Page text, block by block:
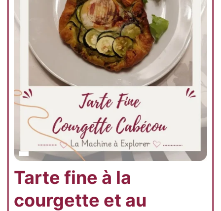
Tarte fine à la
courgette et au